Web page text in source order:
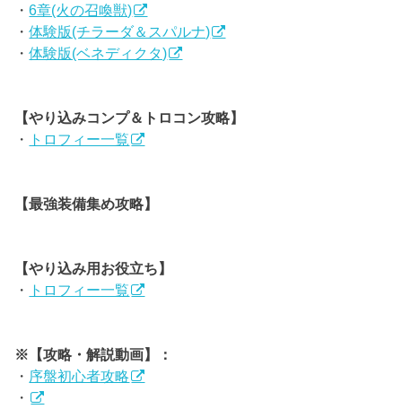
・6章(火の召喚獣)
・体験版(チラーダ＆スパルナ)
・体験版(ベネディクタ)
【やり込みコンプ＆トロコン攻略】
・
トロフィー一覧
【最強装備集め攻略】
【やり込み用お役立ち】
・
トロフィー一覧
※【攻略・解説動画】：
・ 序盤初心者攻略
・